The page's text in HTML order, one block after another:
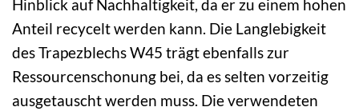
Hinblick auf Nachhaltigkeit, da er zu einem hohen
Anteil recycelt werden kann. Die Langlebigkeit
des Trapezblechs W45 trägt ebenfalls zur
Ressourcenschonung bei, da es selten vorzeitig
ausgetauscht werden muss. Die verwendeten